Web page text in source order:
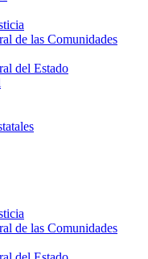
de las Comunidades
del Estado
de las Comunidades